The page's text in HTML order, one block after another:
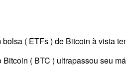
( ETFs ) de Bitcoin à vista
( BTC ) ultrapassou seu